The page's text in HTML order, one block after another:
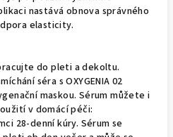
nastává obnova správného
elasticity.
do pleti a dekoltu.
séra s OXYGENIA 02
maskou. Sérum můžete i
v domácí péči:
28-denní kúry. Sérum se